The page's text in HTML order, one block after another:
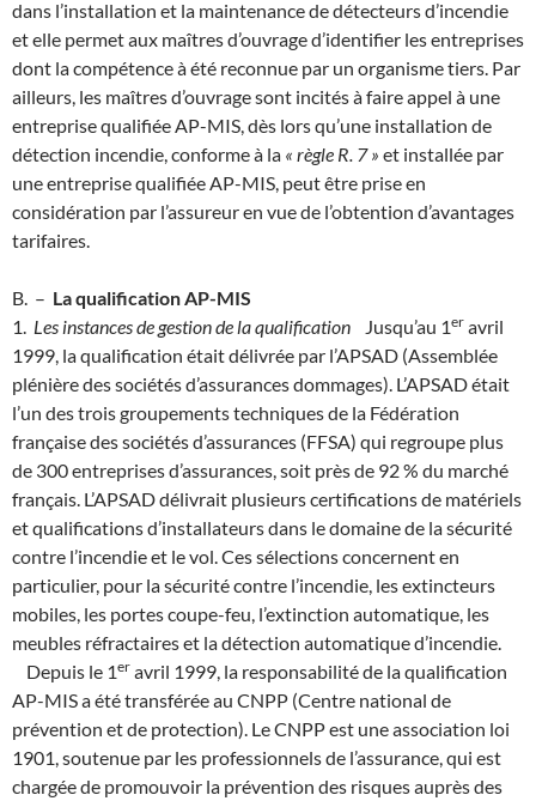
dans l’installation et la maintenance de détecteurs d’incendie
et elle permet aux maîtres d’ouvrage d’identifier les entreprises
dont la compétence à été reconnue par un organisme tiers. Par
ailleurs, les maîtres d’ouvrage sont incités à faire appel à une
entreprise qualifiée AP-MIS, dès lors qu’une installation de
détection incendie, conforme à la « règle R. 7 » et installée par
une entreprise qualifiée AP-MIS, peut être prise en
considération par l’assureur en vue de l’obtention d’avantages
tarifaires.
B. – La qualification AP-MIS
1. Les instances de gestion de la qualification Jusqu’au 1er avril
1999, la qualification était délivrée par l’APSAD (Assemblée
plénière des sociétés d’assurances dommages). L’APSAD était
l’un des trois groupements techniques de la Fédération
française des sociétés d’assurances (FFSA) qui regroupe plus
de 300 entreprises d’assurances, soit près de 92 % du marché
français. L’APSAD délivrait plusieurs certifications de matériels
et qualifications d’installateurs dans le domaine de la sécurité
contre l’incendie et le vol. Ces sélections concernent en
particulier, pour la sécurité contre l’incendie, les extincteurs
mobiles, les portes coupe-feu, l’extinction automatique, les
meubles réfractaires et la détection automatique d’incendie.
Depuis le 1er avril 1999, la responsabilité de la qualification
AP-MIS a été transférée au CNPP (Centre national de
prévention et de protection). Le CNPP est une association loi
1901, soutenue par les professionnels de l’assurance, qui est
chargée de promouvoir la prévention des risques auprès des